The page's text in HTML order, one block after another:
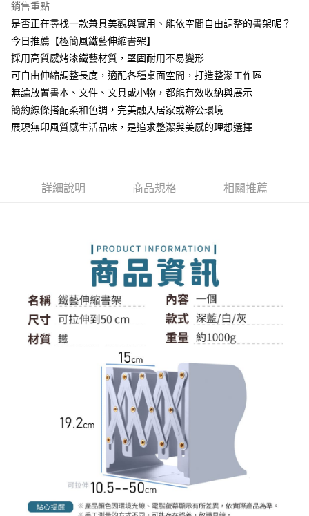
匯豐（台灣）商業銀行
聯邦商業銀行
遠東國際商業銀行
元大商業銀行
台新國際商業銀行
中國信託商業銀行
台灣樂天信用卡公司
街口支付
悠遊付
AFTEE先享後付
相關說明
【關於「AFTEE先享後付」】
AFTEE先享後付是「在收到商品之後才付款」的支付方式。 讓您購物簡單
便利好安心！
１．簡單：不需註冊會員、不需綁卡、不需儲值。
【「AFTEE先享後付」結帳流程】
ATM／網路銀行／等多元方式進行付款，方視為交易完成。
※ 請注意：結帳手續完成當下不需立刻繳費，但若您需要取消訂單，請聯絡
購買商品的店家。未經商家同意取消之訂單仍視為有效，需透過AFTEE先享
※ 交易是否成功請以「AFTEE先享後付 」之結帳頁面顯示為準，若有關於
是否繳費成功／繳費後需取消欲退款等相關疑問，請聯繫「AFTEE先享後付
客戶支援中心」https://netprotections.freshdesk.com/support/home
【注意事項】
１．透過由恩沛科技股份有限公司提供之「AFTEE先享後付」服務完成之交
易，需依本服務之必要範圍內提供個人資料，並將交易相關給付款項請求債
權轉讓予恩沛科技股份有限公司。
２．關於個人資料處理事宜，請瀏覽以下網址：
https://aftee.tw/terms/#terms3
３．未成年的使用者請事先徵得法定代理人或監護人之同意方可使用
「AFTEE先享後付」，若未經同意申辦者引起之損失，本公司不負相關責
４．使用「AFTEE先享後付」時，將依據個別帳號之用戶狀況，依本公司即
時審查核予不同之上限額度；若仍有額度不足之情形，本公司將視審查結果
請求用戶進行身份認證。
５．嚴禁一人註冊多個帳號或使用他人資訊註冊。若發現惡意使用之情形，
恩沛科技股份有限公司將有權停止該用戶之使用額度並採取法律行動。
ATM付款
每筆NT$60，滿NT$399(含以上)免運費
每筆NT$60，滿NT$399(含以上)免運費
付款後7-11取貨
每筆NT$60，滿NT$399(含以上)免運費
宅配
每筆NT$65，滿NT$99(含以上)免運費
銷售重點
是否正在尋找一款兼具美觀與實用、能依空間自由調整的書架呢？
今日推薦【極簡風鐵藝伸縮書架】
採用高質感烤漆鐵藝材質，堅固耐用不易變形
可自由伸縮調整長度，適配各種桌面空間，打造整潔工作區
無論放置書本、文件、文具或小物，都能有效收納與展示
簡約線條搭配柔和色調，完美融入居家或辦公環境
展現無印風質感生活品味，是追求整潔與美感的理想選擇
詳細說明 商品規格 相關推薦